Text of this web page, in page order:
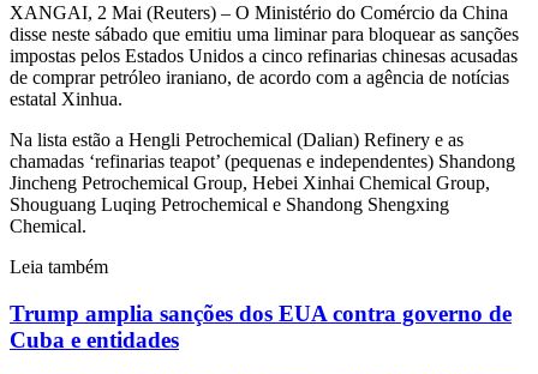
XANGAI, 2 Mai (Reuters) – O ⁠Ministério do Comércio da ⁠China
disse neste sábado que emitiu ‌uma liminar para bloquear as sanções
impostas pelos Estados Unidos a cinco refinarias ‌chinesas acusadas
de comprar petróleo iraniano, de acordo com a agência de notícias
estatal Xinhua.
Na lista estão a Hengli Petrochemical (Dalian) Refinery e as
chamadas ‘refinarias teapot’ (pequenas e ⁠independentes) ‌Shandong
Jincheng Petrochemical Group, Hebei Xinhai ⁠Chemical Group,
Shouguang Luqing Petrochemical e Shandong Shengxing
Chemical.
Leia também
Trump amplia sanções dos EUA contra governo de
Cuba e entidades